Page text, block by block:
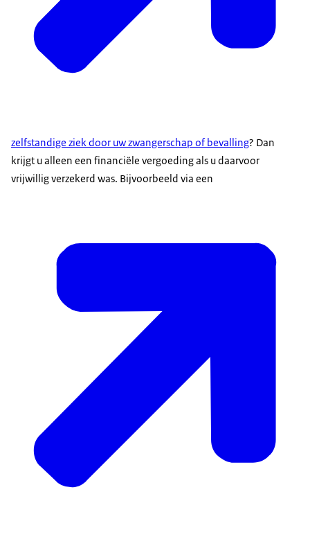
zelfstandige ziek door uw zwangerschap of bevalling? Dan
krijgt u alleen een financiële vergoeding als u daarvoor
vrijwillig verzekerd was. Bijvoorbeeld via een